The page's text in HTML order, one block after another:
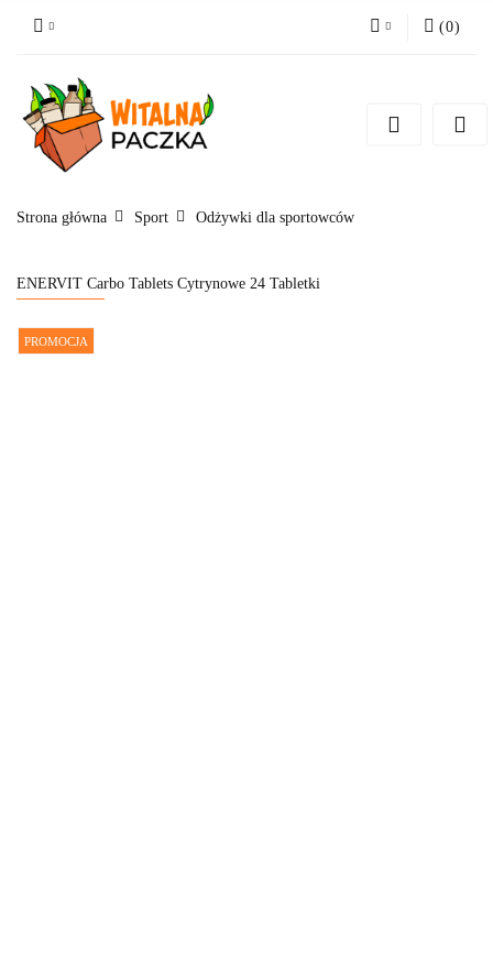
Zarejestruj się
(0)
Strona główna Sport Odżywki dla sportowców
ENERVIT Carbo Tablets Cytrynowe 24 Tabletki
PROMOCJA